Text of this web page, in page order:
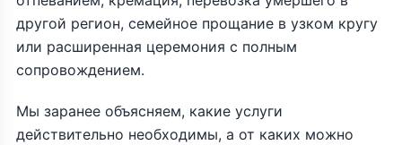
другой регион, семейное прощание в узком кругу
или расширенная церемония с полным
сопровождением.
Мы заранее объясняем, какие услуги
действительно необходимы, а от каких можно